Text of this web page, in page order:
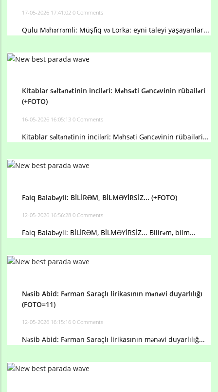
17-05-2026 17:41:02 0 Comments
Qulu Məhərrəmli: Müşfiq və Lorka: eyni taleyi yaşayanlar...
Kitablar səltənətinin inciləri: Məhsəti Gəncəvinin rübailəri
(+FOTO)
16-05-2026 16:05:13 0 Comments
Kitablar səltənətinin inciləri: Məhsəti Gəncəvinin rübailəri...
Faiq Balabəyli: BİLİRƏM, BİLMƏYİRSİZ... (+FOTO)
12-05-2026 16:56:28 0 Comments
Faiq Balabəyli: BİLİRƏM, BİLMƏYİRSİZ... Bilirəm, bilm...
Nəsib Abid: Fərman Saraçlı lirikasının mənəvi duyarlılığı
(FOTO=11)
12-05-2026 16:15:16 0 Comments
Nəsib Abid: Fərman Saraçlı lirikasının mənəvi duyarlılığ...